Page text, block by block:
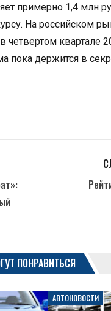
примерно 1,4 млн
На российском
четвертом квартале
пока держится в
ПОНРАВИТЬСЯ
АВТОНОВОСТИ